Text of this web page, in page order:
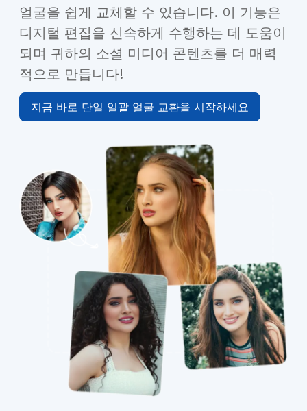
얼굴을 쉽게 교체할 수 있습니다. 이 기능은
디지털 편집을 신속하게 수행하는 데 도움이
되며 귀하의 소셜 미디어 콘텐츠를 더 매력
적으로 만듭니다!
지금 바로 단일 일괄 얼굴 교환을 시작하세요